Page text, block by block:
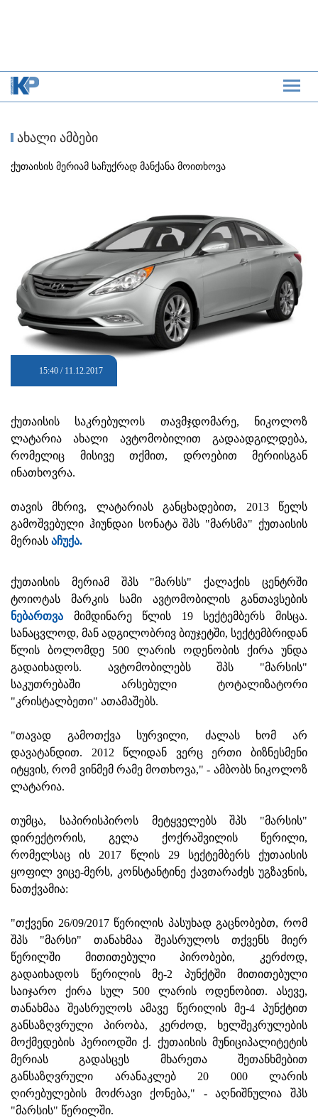
ახალი ამბები
ქუთაისის მერიამ საჩუქრად მანქანა მოითხოვა
15:40 / 11.12.2017
ქუთაისის საკრებულოს თავმჯდომარე, ნიკოლოზ
ლატარია ახალი ავტომობილით გადაადგილდება,
რომელიც მისივე თქმით, დროებით მერიისგან
ინათხოვრა.
თავის მხრივ, ლატარიას განცხადებით, 2013 წელს
გამოშვებული ჰიუნდაი სონატა შპს "მარსმა" ქუთაისის
მერიას აჩუქა.
ქუთაისის მერიამ შპს "მარსს" ქალაქის ცენტრში
ტოიოტას მარკის სამი ავტომობილის განთავსების
ნებართვა მიმდინარე წლის 19 სექტემბერს მისცა.
სანაცვლოდ, მან ადგილობრივ ბიუჯეტში, სექტემბრიდან
წლის ბოლომდე 500 ლარის ოდენობის ქირა უნდა
გადაიხადოს. ავტომობილებს შპს "მარსის"
საკუთრებაში არსებული ტოტალიზატორი
"კრისტალბეთი" ათამაშებს.
"თავად გამოთქვა სურვილი, ძალას ხომ არ
დავატანდით. 2012 წლიდან ვერც ერთი ბიზნესმენი
იტყვის, რომ ვინმემ რამე მოთხოვა," - ამბობს ნიკოლოზ
ლატარია.
თუმცა, საპირისპიროს მეტყველებს შპს "მარსის"
დირექტორის, გელა ქოქრაშვილის წერილი,
რომელსაც ის 2017 წლის 29 სექტემბერს ქუთაისის
ყოფილ ვიცე-მერს, კონსტანტინე ქავთარაძეს უგზავნის,
ნათქვამია:
"თქვენი 26/09/2017 წერილის პასუხად გაცნობებთ, რომ
შპს "მარსი" თანახმაა შეასრულოს თქვენს მიერ
წერილში მითითებული პირობები, კერძოდ,
გადაიხადოს წერილის მე-2 პუნქტში მითითებული
საიჯარო ქირა სულ 500 ლარის ოდენობით. ასევე,
თანახმაა შეასრულოს ამავე წერილის მე-4 პუნქტით
განსაზღვრული პირობა, კერძოდ, ხელშეკრულების
მოქმედების პერიოდში ქ. ქუთაისის მუნიციპალიტეტის
მერიას გადასცეს მხარეთა შეთანხმებით
განსაზღვრული არანაკლებ 20 000 ლარის
ღირებულების მოძრავი ქონება," - აღნიშნულია შპს
"მარსის" წერილში.